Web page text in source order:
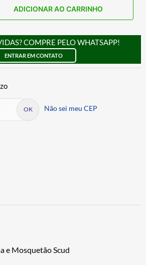
ADICIONAR AO CARRINHO
COMPRE PELO WHATSAPP!
ENTRAR EM CONTATO
Não sei meu CEP
e Mosquetão Scud